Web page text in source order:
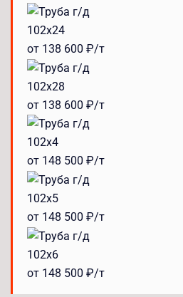
102x24
от 138 600 ₽/т
102x28
от 138 600 ₽/т
102x4
от 148 500 ₽/т
102x5
от 148 500 ₽/т
102x6
от 148 500 ₽/т